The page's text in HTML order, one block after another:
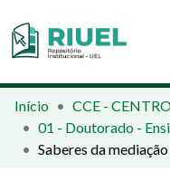
Orientações e Normas
Comunidades e Coleções
Início